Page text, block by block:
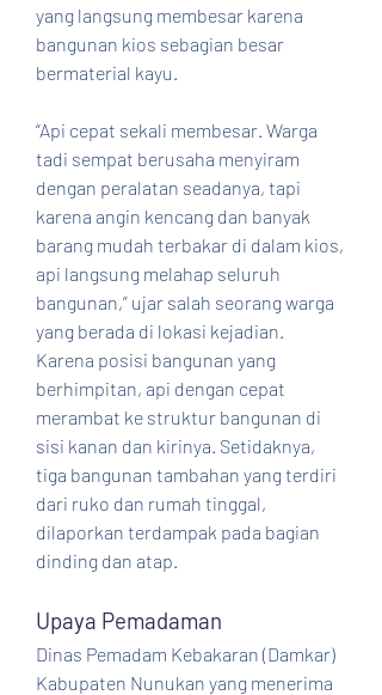
yang langsung membesar karena
bangunan kios sebagian besar
bermaterial kayu.
“Api cepat sekali membesar. Warga
tadi sempat berusaha menyiram
dengan peralatan seadanya, tapi
karena angin kencang dan banyak
barang mudah terbakar di dalam kios,
api langsung melahap seluruh
bangunan,” ujar salah seorang warga
yang berada di lokasi kejadian.
Karena posisi bangunan yang
berhimpitan, api dengan cepat
merambat ke struktur bangunan di
sisi kanan dan kirinya. Setidaknya,
tiga bangunan tambahan yang terdiri
dari ruko dan rumah tinggal,
dilaporkan terdampak pada bagian
dinding dan atap.
Upaya Pemadaman
Dinas Pemadam Kebakaran (Damkar)
Kabupaten Nunukan yang menerima